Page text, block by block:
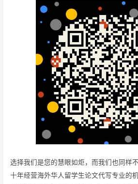
选择我们是您的慧眼如炬，而我们也同样
十年经营海外华人留学生论文代写专业的